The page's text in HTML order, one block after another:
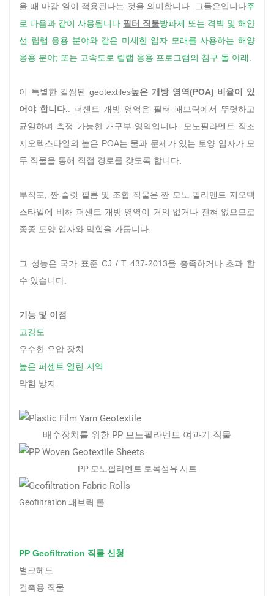
올 때 마감 열이 적용된다는 것을 의미합니다. 그들은입니다주
로 다음과 같이 사용됩니다. 필터 직물방파제 또는 격벽 및 해안
선 립랩 응용 분야와 같은 미세한 입자 모래를 사용하는 해양
응용 분야; 또는 고속도로 립랩 응용 프로그램의 침구 돌 아래.
이 특별한 길쌈된 geotextiles높은 개방 영역(POA) 비율이 있
어야 합니다. . 퍼센트 개방 영역은 필터 패브릭에서 뚜렷하고
균일하며 측정 가능한 개구부 영역입니다. 모노필라멘트 직조
지오텍스타일의 높은 POA는 물과 문제가 있는 토양 입자가 모
두 직물을 통해 직접 경로를 갖도록 합니다.
부직포, 짠 슬릿 필름 및 조합 직물은 짠 모노 필라멘트 지오텍
스타일에 비해 퍼센트 개방 영역이 거의 없거나 전혀 없으므로
종종 토양 입자와 막힘을 가둡니다.
그 성능은 국가 표준 CJ / T 437-2013을 충족하거나 초과 할
수 있습니다.
기능 및 이점
고강도
우수한 유압 장치
높은 퍼센트 열린 지역
막힘 방지
배수장치를 위한 PP 모노필라멘트 여과기 직물
PP 모노필라멘트 토목섬유 시트
Geofiltration 패브릭 롤
PP Geofiltration 직물 신청
벌크헤드
건축용 직물